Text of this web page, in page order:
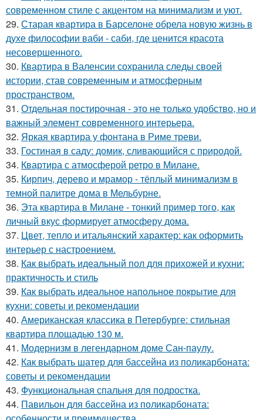
современном стиле с акцентом на минимализм и уют.
29. Старая квартира в Барселоне обрела новую жизнь в
духе философии ваби - саби, где ценится красота
несовершенного.
30. Квартира в Валенсии сохранила следы своей
истории, став современным и атмосферным
пространством.
31. Отдельная постирочная - это не только удобство, но и
важный элемент современного интерьера.
32. Яркая квартира у фонтана в Риме треви.
33. Гостиная в саду: домик, сливающийся с природой.
34. Квартира с атмосферой ретро в Милане.
35. Кирпич, дерево и мрамор - тёплый минимализм в
темной палитре дома в Мельбурне.
36. Эта квартира в Милане - тонкий пример того, как
личный вкус формирует атмосферу дома.
37. Цвет, тепло и итальянский характер: как оформить
интерьер с настроением.
38. Как выбрать идеальный пол для прихожей и кухни:
практичность и стиль
39. Как выбрать идеальное напольное покрытие для
кухни: советы и рекомендации
40. Американская классика в Петербурге: стильная
квартира площадью 130 м.
41. Модернизм в легендарном доме Сан-паулу.
42. Как выбрать шатер для бассейна из поликарбоната:
советы и рекомендации
43. Функциональная спальня для подростка.
44. Павильон для бассейна из поликарбоната: